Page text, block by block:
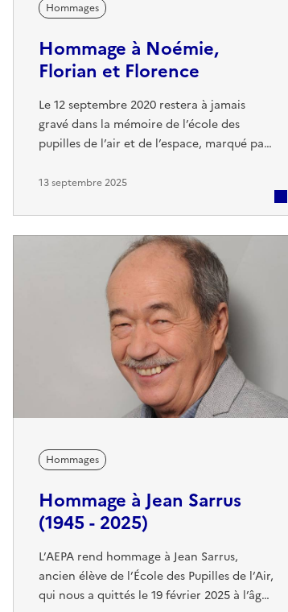
Hommages
Hommage à Noémie,
Florian et Florence
Le 12 septembre 2020 restera à jamais
gravé dans la mémoire de l’école des
pupilles de l’air et de l’espace, marqué par
communauté a perdu deux élèves du BIA,
Florence, lors d’un tragique accident
aérien. Au-delà du choc et du deuil, le
souvenir de ces trois passionnés de
l’aviation demeure vivant dans le cœur de
13 septembre 2025
Hommages
Hommage à Jean Sarrus
(1945 - 2025)
L’AEPA rend hommage à Jean Sarrus,
ancien élève de l’École des Pupilles de l’Air,
qui nous a quittés le 19 février 2025 à l’âge